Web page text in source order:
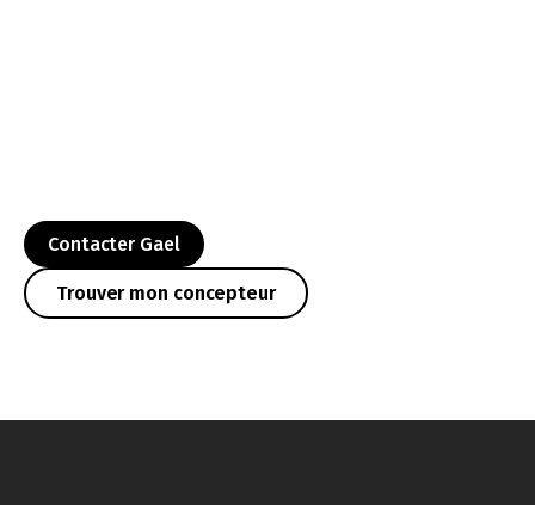
Contacter Gael
Trouver mon concepteur